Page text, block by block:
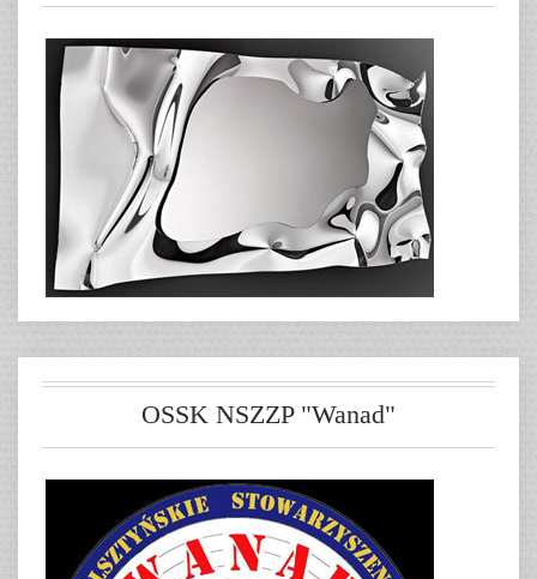
OSSK NSZZP "Wanad"